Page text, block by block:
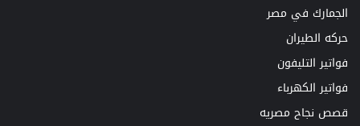
الجمارك في مصر
حركه الطيران
فواتير التليفون
فواتير الكهرباء
قصص نجاح مصريه